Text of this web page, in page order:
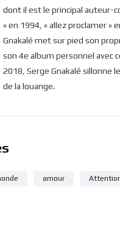
dont il est le principal auteur-
» en 1994, « allez proclamer »
Gnakalé met sur pied son
son 4e album personnel avec
2018, Serge Gnakalé sillonne
de la louange.
amour